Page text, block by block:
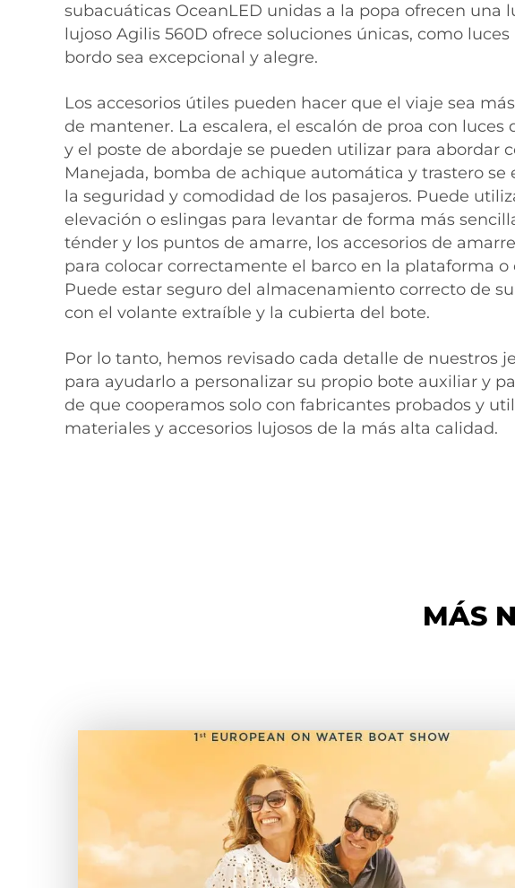
subacuáticas OceanLED unidas a la popa ofrecen
lujoso Agilis 560D ofrece soluciones únicas, como
bordo sea excepcional y alegre.
Los accesorios útiles pueden hacer que el viaje sea
de mantener. La escalera, el escalón de proa con luces
y el poste de abordaje se pueden utilizar para abordar
Manejada, bomba de achique automática y trastero se
la seguridad y comodidad de los pasajeros. Puede
elevación o eslingas para levantar de forma más
ténder y los puntos de amarre, los accesorios de
para colocar correctamente el barco en la plataforma o
Puede estar seguro del almacenamiento correcto de
con el volante extraíble y la cubierta del bote.
Por lo tanto, hemos revisado cada detalle de nuestros
para ayudarlo a personalizar su propio bote auxiliar y
de que cooperamos solo con fabricantes probados y
materiales y accesorios lujosos de la más alta calidad.
MÁS